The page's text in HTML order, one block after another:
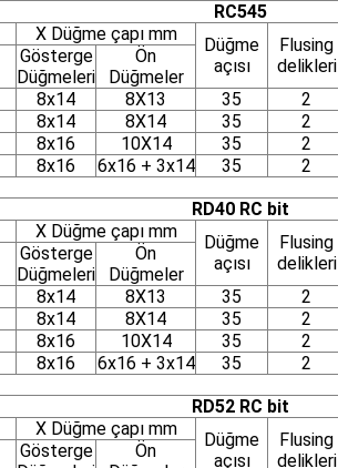
RC545
X Düğme çapı mm
Düğme
açısı
Flusing
delikleri
Gösterge
Düğmeleri
Ön
Düğmeler
8x14 8X13 35 2
8x14 8X14 35 2
8x16 10X14 35 2
8x16 6x16 + 3x14 35 2
RD40 RC bit
X Düğme çapı mm
Düğme
açısı
Flusing
delikleri
Gösterge
Düğmeleri
Ön
Düğmeler
8x14 8X13 35 2
8x14 8X14 35 2
8x16 10X14 35 2
8x16 6x16 + 3x14 35 2
RD52 RC bit
X Düğme çapı mm
Düğme
açısı
Flusing
delikleri
Gösterge
Ön